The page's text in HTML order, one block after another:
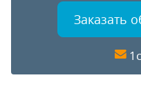
Заказать